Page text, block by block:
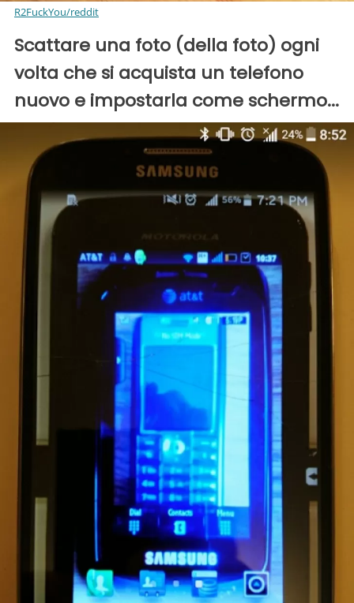
R2FuckYou/reddit
Scattare una foto (della foto) ogni
volta che si acquista un telefono
nuovo e impostarla come schermo...